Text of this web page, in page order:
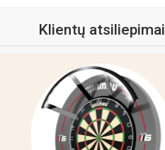
Klientų atsiliepimai